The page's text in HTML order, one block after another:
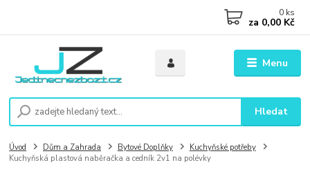
Menu
Hledat
0 ks
za 0,00 Kč
Úvod Dům a Zahrada Bytové Doplňky
Kuchyňské potřeby
Kuchyňská plastová naběračka a cedník 2v1 na polévky